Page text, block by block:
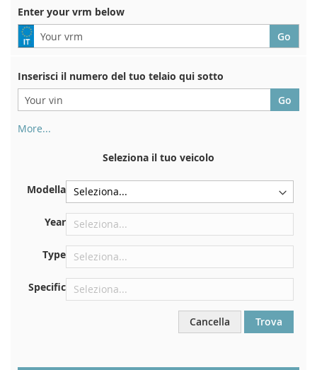
Enter your vrm below
Inserisci il numero del tuo telaio qui sotto
More...
immatricolazione. E anche in macchina
Sulla piastra inferiore del sedile anteriore destro
Centrare contro la paratia sotto il cofano
Proprio nel vano motore
Nel montante della portiera posteriore destra
Seleziona il tuo veicolo
Modella
Year
Type
Specific
Cancella Trova